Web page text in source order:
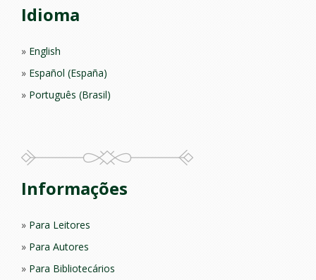
Idioma
English
Español (España)
Português (Brasil)
Informações
Para Leitores
Para Autores
Para Bibliotecários